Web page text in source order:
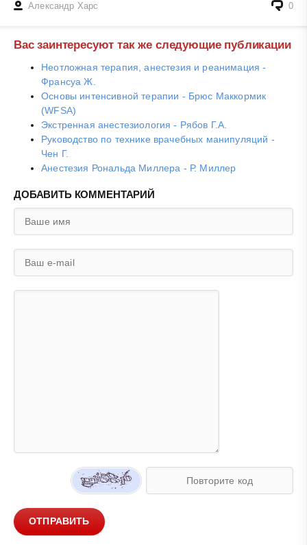
Александр Харс 0
Вас заинтересуют так же следующие публикации
Неотложная терапия, анестезия и реанимация -
Франсуа Ж.
Основы интенсивной терапии - Брюс Маккормик
(WFSA)
Экстренная анестезиология - Рябов Г.А.
Руководство по технике врачебных манипуляций -
Чен Г.
Анестезия Рональда Миллера - Р. Миллер
ДОБАВИТЬ КОММЕНТАРИЙ
ОТПРАВИТЬ